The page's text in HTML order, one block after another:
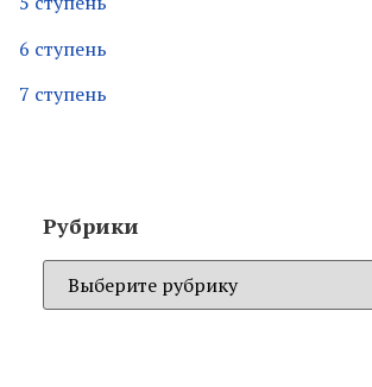
6 ступень
7 ступень
Рубрики